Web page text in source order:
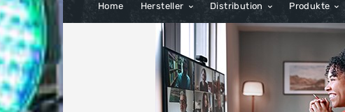
Home Hersteller Distribution Produkte